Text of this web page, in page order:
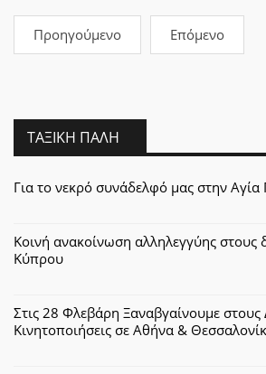
Προηγούμενο Επόμενο
ΤΑΞΙΚΉ ΠΆΛΗ
Για το νεκρό συνάδελφό μας στην
Κοινή ανακοίνωση αλληλεγγύης στους
Κύπρου
Στις 28 Φλεβάρη Ξαναβγαίνουμε
Κινητοποιήσεις σε Αθήνα &